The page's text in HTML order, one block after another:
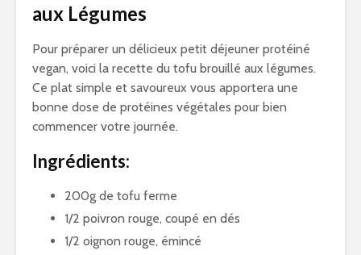
aux Légumes
Pour préparer un délicieux petit déjeuner protéiné
vegan, voici la recette du tofu brouillé aux légumes.
Ce plat simple et savoureux vous apportera une
bonne dose de protéines végétales pour bien
commencer votre journée.
Ingrédients:
200g de tofu ferme
1/2 poivron rouge, coupé en dés
1/2 oignon rouge, émincé